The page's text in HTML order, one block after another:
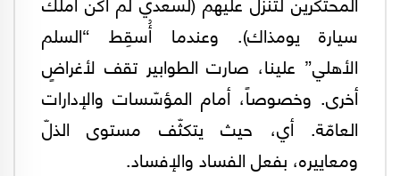
سيارة يومذاك). وعندما أُسقِط “السلم
الأهلي” علينا، صارت الطوابير تقف لأغراضٍ
أخرى. وخصوصاً، أمام المؤسّسات والإدارات
العامّة. أي، حيث يتكثّف مستوى الذلّ
ومعاييره، بفعل الفساد والإفساد.